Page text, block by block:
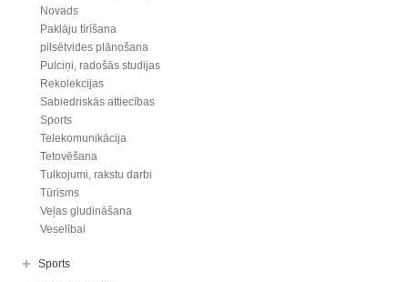
Novads
Paklāju tīrīšana
pilsētvides plānošana
Pulciņi, radošās studijas
Rekolekcijas
Sabiedriskās attiecības
Sports
Telekomunikācija
Tetovēšana
Tulkojumi, rakstu darbi
Tūrisms
Veļas gludināšana
Veselībai
Sports